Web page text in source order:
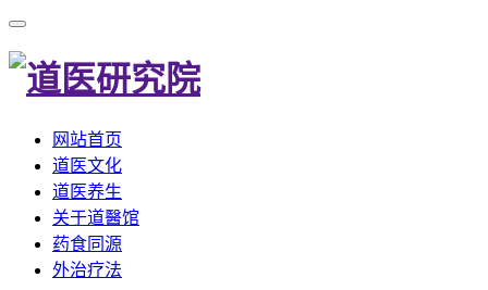
网站首页
道医文化
道医养生
关于道醫馆
药食同源
外治疗法